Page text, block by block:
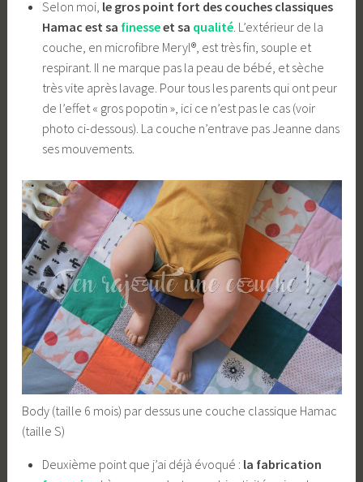
Selon moi, le gros point fort des couches classiques
Hamac est sa finesseet sa qualité. L’extérieur de la
couche, en microfibre Meryl®, est très fin, souple et
respirant. Il ne marque pas la peau de bébé, et sèche
très vite après lavage. Pour tous les parents qui ont peur
de l’effet « gros popotin », ici ce n’est pas le cas (voir
photo ci-dessous). La couche n’entrave pas Jeanne dans
ses mouvements.
Body (taille 6 mois) par dessus une couche classique Hamac
(taille S)
Deuxième point que j’ai déjà évoqué : la fabrication